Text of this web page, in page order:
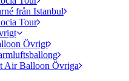
från Istanbul
Tour
Övrigt
Air Balloon Övriga